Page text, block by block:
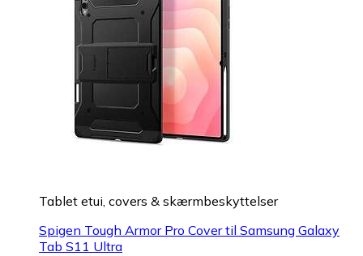
Tablet etui, covers & skærmbeskyttelser
Spigen Tough Armor Pro Cover til Samsung Galaxy
Tab S11 Ultra